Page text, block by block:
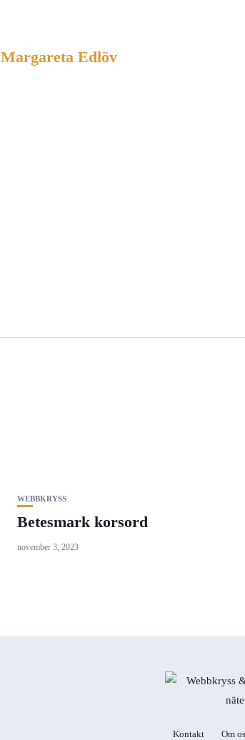
Margareta Edlöv
WEBBKRYSS
Betesmark korsord
november 3, 2023
Kontakt Om